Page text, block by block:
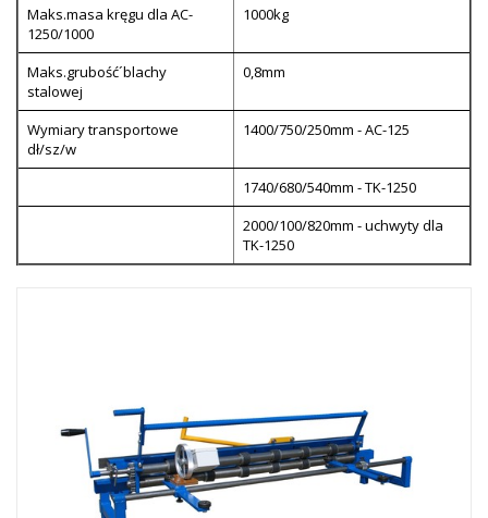
Maks.masa kręgu dla AC-
1250/1000
1000kg
Maks.grubość´blachy
stalowej
0,8mm
Wymiary transportowe
dł/sz/w
1400/750/250mm - AC-125
1740/680/540mm - TK-1250
2000/100/820mm - uchwyty dla
TK-1250